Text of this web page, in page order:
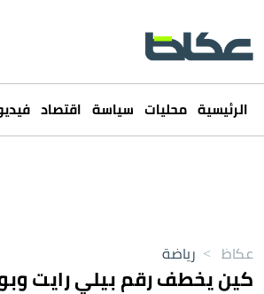
الرئيسية محليات سياسة اقتصاد
عكاظ > رياضة
كين يخطف رقم بيلي رايت